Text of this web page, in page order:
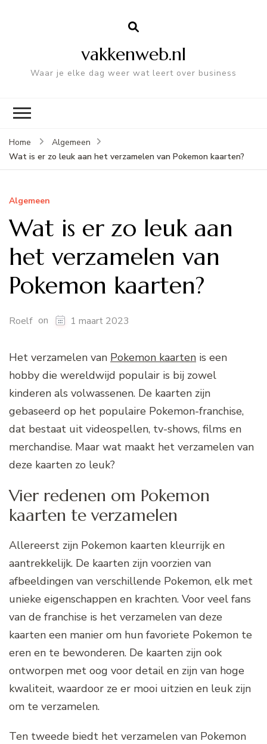
vakkenweb.nl
Waar je elke dag weer wat leert over business
Home
Algemeen
Wat is er zo leuk aan het verzamelen van Pokemon kaarten?
Algemeen
Wat is er zo leuk aan
het verzamelen van
Pokemon kaarten?
Roelf on 1 maart 2023
Het verzamelen van Pokemon kaarten is een
hobby die wereldwijd populair is bij zowel
kinderen als volwassenen. De kaarten zijn
gebaseerd op het populaire Pokemon-franchise,
dat bestaat uit videospellen, tv-shows, films en
merchandise. Maar wat maakt het verzamelen van
deze kaarten zo leuk?
Vier redenen om Pokemon
kaarten te verzamelen
Allereerst zijn Pokemon kaarten kleurrijk en
aantrekkelijk. De kaarten zijn voorzien van
afbeeldingen van verschillende Pokemon, elk met
unieke eigenschappen en krachten. Voor veel fans
van de franchise is het verzamelen van deze
kaarten een manier om hun favoriete Pokemon te
eren en te bewonderen. De kaarten zijn ook
ontworpen met oog voor detail en zijn van hoge
kwaliteit, waardoor ze er mooi uitzien en leuk zijn
om te verzamelen.
Ten tweede biedt het verzamelen van Pokemon